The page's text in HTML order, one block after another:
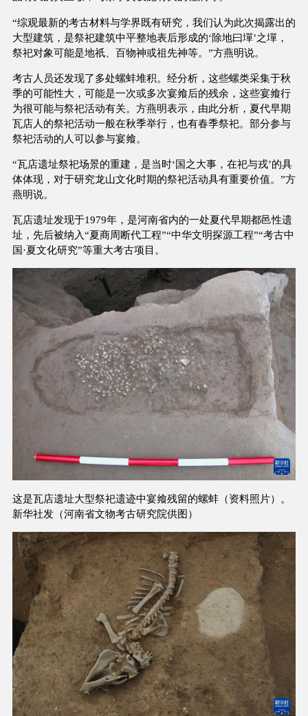
“综观最新的考古材料与学界既有研究，我们认为此次揭露出的
大型建筑，是祭祀建筑中平整地表后形成的‘除地曰墠’之墠，
祭祀对象可能是地祇、百物神或祖先神等。”方燕明说。
考古人员还发现了多处螺蚌堆积。经分析，这些螺类采集于秋
季的可能性大，可能是一次或多次宴飨后的残余，这些宴飨行
为很可能与祭祀活动有关。方燕明表示，由此分析，夏代早期
瓦店人的祭祀活动一般在秋季举行，也有春季祭祀。部分参与
祭祀活动的人可以参与宴飨。
“瓦店遗址祭祀场景的重建，是当时‘国之大事，在祀与戎’的具
体体现，对于研究龙山文化时期的祭祀活动具有重要价值。”方
燕明说。
瓦店遗址发现于1979年，是河南省内的一处夏代早期都邑性遗
址，先后被纳入“夏商周断代工程”“中华文明探源工程”“考古中
国·夏文化研究”等重大考古项目。
这是瓦店遗址大型祭祀遗迹中宴飨残留的螺蚌（资料照片）。
新华社发（河南省文物考古研究院供图）